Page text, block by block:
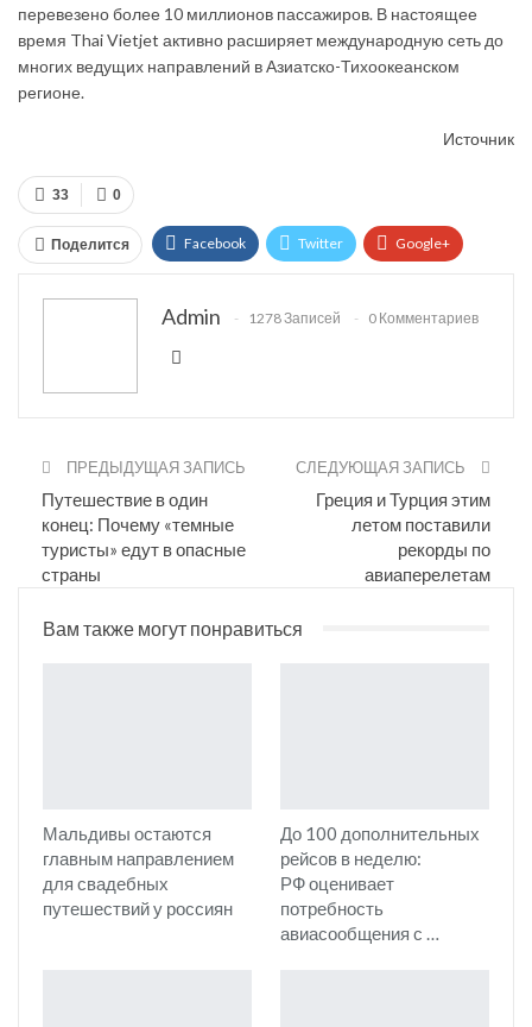
перевезено более 10 миллионов пассажиров. В настоящее
время Thai Vietjet активно расширяет международную сеть до
многих ведущих направлений в Азиатско-Тихоокеанском
регионе.
Источник
0
33
Поделится Facebook Twitter Google+
Admin 1278 Записей 0 Комментариев
ПРЕДЫДУЩАЯ ЗАПИСЬ
Путешествие в один
конец: Почему «темные
туристы» едут в опасные
страны
СЛЕДУЮЩАЯ ЗАПИСЬ
Греция и Турция этим
летом поставили
рекорды по
авиаперелетам
Вам также могут понравиться
Мальдивы остаются
главным направлением
для свадебных
путешествий у россиян
До 100 дополнительных
рейсов в неделю:
РФ оценивает
потребность
авиасообщения с …